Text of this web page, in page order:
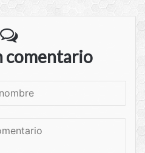
comentario